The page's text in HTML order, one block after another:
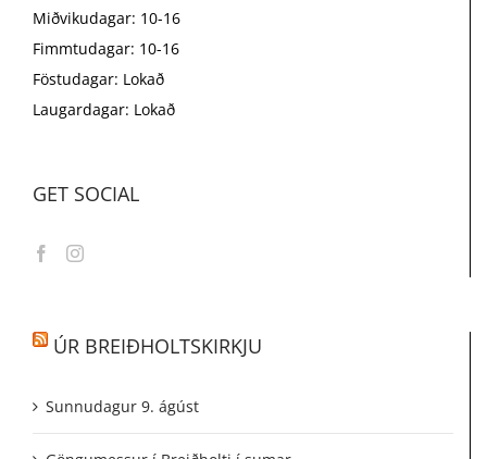
Miðvikudagar: 10-16
Fimmtudagar: 10-16
Föstudagar: Lokað
Laugardagar: Lokað
GET SOCIAL
ÚR BREIÐHOLTSKIRKJU
Sunnudagur 9. ágúst